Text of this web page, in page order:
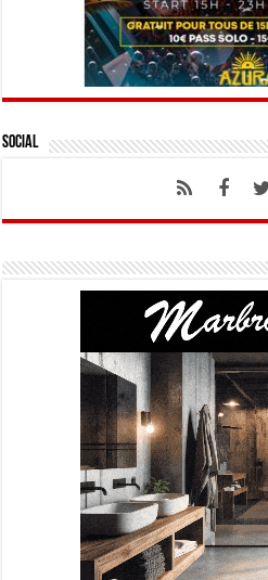
Social